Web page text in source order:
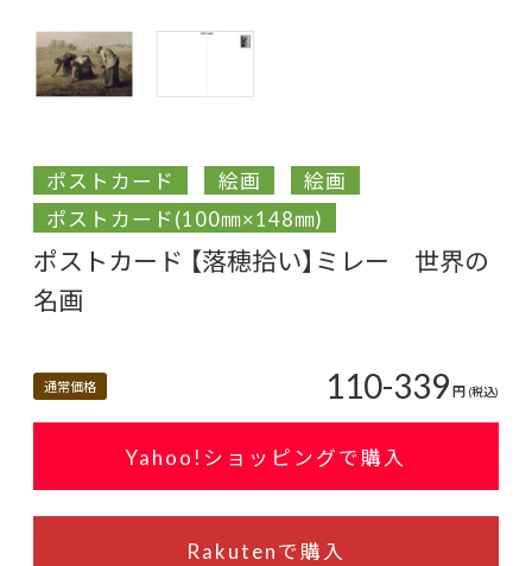
ポストカード 絵画
絵画
ポストカード(100㎜×148㎜)
ポストカード 【落穂拾い】ミレー 世界の
名画
通常価格 110-339円 (税込)
Yahoo!ショッピングで購入
Rakutenで購入